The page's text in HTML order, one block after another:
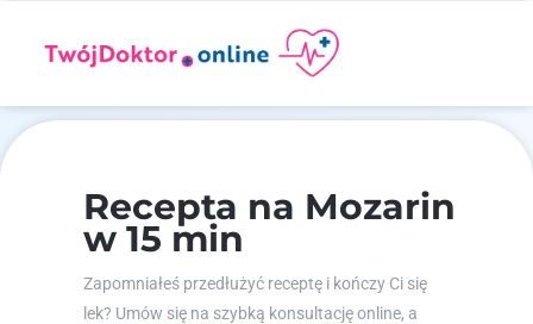
Recepta na Mozarin
w 15 min
Zapomniałeś przedłużyć receptę i kończy Ci się
lek? Umów się na szybką konsultację online, a